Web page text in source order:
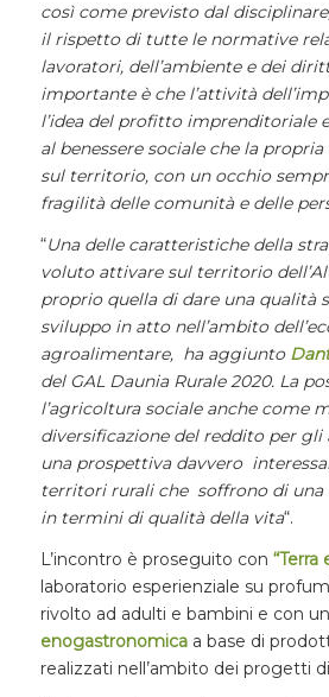
così come previsto dal
il rispetto di tutte le normative
lavoratori, dell’ambiente e dei
importante è che l’attività
l’idea del profitto imprenditoriale
al benessere sociale che la
sul territorio, con un occhio
fragilità delle comunità e delle
“Una delle caratteristiche della
voluto attivare sul territorio
proprio quella di dare una qualità
sviluppo in atto nell’ambito
agroalimentare, ha aggiunto
del GAL Daunia Rurale 2020. La
l’agricoltura sociale anche come
diversificazione del reddito per
una prospettiva davvero
territori rurali che soffrono di
in termini di qualità della vita“.
L’incontro è proseguito con “Terra
laboratorio esperienziale su
rivolto ad adulti e bambini e con
enogastronomicaa base di
realizzati nell’ambito dei progetti